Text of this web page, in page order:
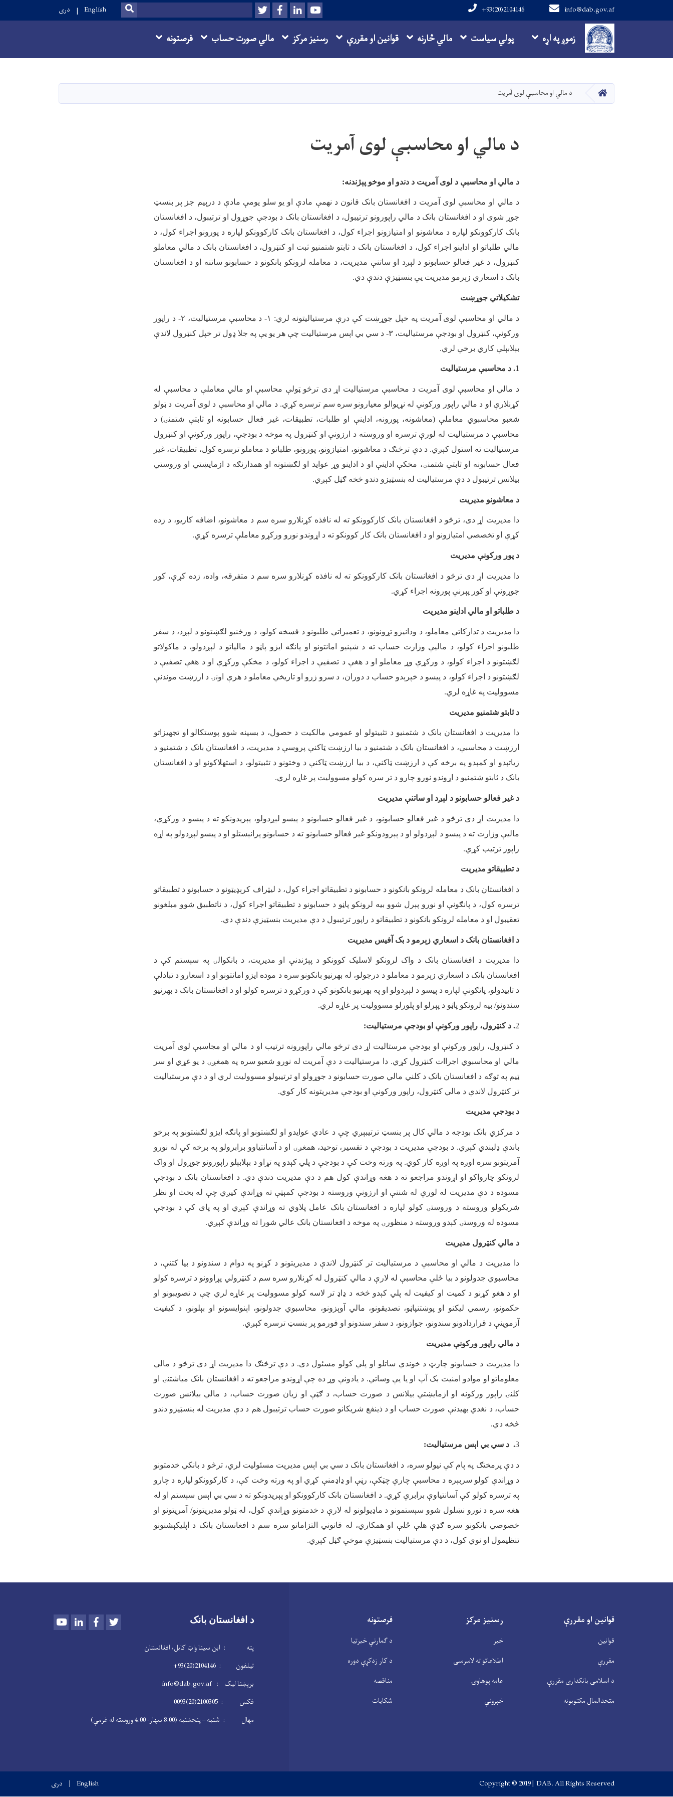
info@dab.gov.af
+93(20)2104146
Youtube
LinkedIn
Facebook
Twitter
Search
SEARCH
English دری
Main navigation
زموږ په اړه پولي سیاست مالي څارنه قوانین او مقررې رسنیز مرکز مالي صورت حساب فرصتونه
کور د مالي او محاسبې لوی آمریت
د مالي او محاسبې لوی آمریت
د مالي او محاسبې د لوی آمریت د دندو او موخو پېژندنه:
د مالي او محاسبې لوی آمریت د افغانستان بانک قانون د نهمې مادې او یو سلو یومې مادې د درېيم جز پر بنسټ
جوړ شوی او د افغانستان بانک د مالي راپورونو ترتیبول، د افغانستان بانک د بودجې جوړول او ترتیبول، د افغانستان
بانک کارکوونکو لپاره د معاشونو او امتیازونو اجراء کول، د افغانستان بانک کارکوونکو لپاره د پورونو اجراء کول، د
مالي طلباتو او اداینو اجراء کول، د افغانستان بانک د ثابتو شتمنیو ثبت او کنټرول، د افغانستان بانک د مالي معاملو
کنټرول، د غیر فعالو حسابونو د لېږد او ساتنې مدیریت، د معامله لرونکو بانکونو د حسابونو ساتنه او د افغانستان
بانک د اسعاري زېرمو مدیریت یې بنسټیزې دندې دي.
تشکیلاتي جوړښت
د مالي او محاسبې لوی آمریت په خپل جوړښت کې درې مرستیالیتونه لري: ۱- د محاسبې مرستیالیت، ۲- د راپور
ورکونې، کنټرول او بودجې مرستیالیت، ۳- د سي بي اېس مرستیالیت چې هر یو يې په جلا ډول تر خپل کنټرول لاندې
بېلابېلې کاري برخې لري.‎
1
. د محاسبې مرستیالیت
د مالي او محاسبې لوی آمریت د محاسبې مرستیالیت اړ دی ترڅو ټولې محاسبې او مالي معاملې د محاسبې له
کړنلارې او د مالي راپور ورکونې له نړیوالو معیارونو سره سم ترسره کړي. د مالي او محاسبې د لوی آمریت د ټولو
شعبو محاسبوي معاملې (معاشونه، پورونه، اداینې او طلبات، تطبیقات، غیر فعال حسابونه او ثابتې شتمنۍ) د
محاسبې د مرستیالیت له لورې ترسره او وروسته د ارزونې او کنټرول په موخه د بودجې، راپور ورکونې او کنټرول
مرستیالیت ته استول کېږي. د دې ترڅنګ د معاشونو، امتیازونو، پورونو، طلباتو د معاملو ترسره کول، تطبیقات، غیر
فعال حسابونه او ثابتې شتمنۍ، مخکې اداینې او د اداینو وړ عواید او لګښتونه او همدارنګه د ازمایښتي او وروستي
بیلانس ترتیبول د دې مرستیالیت له بنسټیزو دندو څخه ګڼل کېږي.
د معاشونو مدیریت
دا مدیریت اړ دی، ترڅو د افغانستان بانک کارکوونکو ته له نافذه کړنلارو سره سم د معاشونو، اضافه کاریو، د زده
کړې او تخصصي امتیازونو او د افغانستان بانک کار کوونکو ته د اړوندو نورو ورکړو معاملې ترسره کړي.
د پور ورکونې مدیریت
دا مدیریت اړ دی ترڅو د افغانستان بانک کارکوونکو ته له نافذه کړنلارو سره سم د متفرقه، واده، زده کړې، کور
جوړونې او کور پېرنې پورونه اجراء کړي.
د طلباتو او مالي اداینو مدیریت
دا مدیریت د تدارکاتي معاملو، د ودانیزو تړونونو، د تعمیراتي طلبونو د فسخه کولو، د ورځنیو لګښتونو د لېږد، د سفر
طلبونو اجراء کولو، د ماليې وزارت حساب ته د شپنیو امانتونو او پانګه ایزو پاڼو د مالیاتو د لېږدولو، د ماکولاتو
لګښتونو د اجراء کولو، د ورکړې وړ معاملو او د هغې د تصفیې د اجراء کولو، د مخکې ورکړې او د هغې تصفیې د
لګښتونو د اجراء کولو، د پيسو د خپرېدو حساب د دوران، د سرو زرو او تاریخي معاملو د هرې اونۍ د ارزښت موندنې
مسوولیت په غاړه لري.
د ثابتو شتمنیو مدیریت
دا مدیریت د افغانستان بانک د شتمنیو د تثبیتولو او عمومي مالکیت د حصول، د بسپنه شوو پوستکالو او تجهیزاتو
ارزښت د محاسبې، د افغانستان بانک د شتمنیو د بیا ارزښت ټاکنې پروسې د مدیریت، د افغانستان بانک د شتمنیو د
زیاتېدو او کمېدو په برخه کې د ارزښت ټاکنې، د بیا ارزښت ټاکنې د وختونو د تثبیتولو، د استهلاکونو او د افغانستان
بانک د ثابتو شتمنیو د اړوندو نورو چارو د تر سره کولو مسوولیت پر غاړه لري.
د غیر فعالو حسابونو د لېږد او ساتنې مديریت
دا مدیریت اړ دی ترڅو د غیر فعالو حسابونو، د غیر فعالو حسابونو د پیسو لېږدولو، پېریدونکو ته د پیسو د ورکړې،
مالیې وزارت ته د پیسو د لېږدولو او د پېرودونکو غیر فعالو حسابونو ته د حسابونو پرانېستلو او د پیسو لېږدولو په اړه
راپور ترتیب کړي.
د تطبیقاتو مدیریت
د افغانستان بانک د معامله لرونکو بانکونو د حسابونو د تطبیقاتو اجراء کول، د لیټراف کرېډيټونو د حسابونو د تطبیقاتو
ترسره کول، د پانګونې او نورو پېرل شوو بیه لرونکو پاڼو د حسابونو د تطبیقاتو اجراء کول، د ناتطبیق شوو مبلغونو
تعقیبول او د معامله لرونکو بانکونو د تطبیقاتو د راپور ترتیبول د دې مدیریت بنسټیزې دندې دي.
د افغانستان بانک د اسعاري زېرمو د بک آفیس مدیریت
دا مدیریت د افغانستان بانک د واک لرونکو لاسلیک کوونکو د پېژندنې او مدیریت، د بانکوالۍ په سېستم کې د
افغانستان بانک د اسعاري زېرمو د معاملو د درجولو، له بهرنیو بانکونو سره د موده ایزو امانتونو او د اسعارو د تبادلې
د تاییدولو، پانګونې لپاره د پیسو د لېږدولو او په بهرنیو بانکونو کې د ورکړو د ترسره کولو او د افغانستان بانک د بهرنیو
سندونو/ بيه لرونکو پاڼو د پېرلو او پلورلو مسووليت پر غاړه لري.
2. د کنټرول، راپور ورکونې او بودجې مرستیالیت:
د کنټرول، راپور ورکونې او بودجې مرستالیت اړ دی ترڅو مالي راپورونه ترتیب او د مالي او مجاسبې لوی آمریت
مالي او محاسبوي اجراات کنټرول کړي. دا مرستیالیت د دې آمریت له نورو شعبو سره په همغږۍ د یو غړي او سر
ټیم په توګه د افغانستان بانک د کلني مالي صورت حسابونو د جوړولو او ترتیبولو مسوولیت لري او د دې مرستیالیت
تر کنټرول لاندې د مالي کنټرول، راپور ورکونې او بودجې مدیریتونه کار کوي.
د بودجې مدیریت
د مرکزي بانک بودجه د مالي کال پر بنسټ ترتیبېږي چې د عادي عوایدو او لګښتونو او پانګه ايزو لګښتونو په برخو
باندې ډلبندي کېږي. د بودجې مدیریت د بودجې د تفسیر، توحید، همغږۍ او د آسانتیاوو برابرولو په برخه کې له نورو
آمریتونو سره اوږه په اوږه کار کوي. په ورته وخت کې د بودجې د پلي کېدو په تړاو د بېلابېلو راپورونو جوړول او واک
لرونکو چارواکو او اړوندو مراجعو ته د هغه وړاندې کول هم د دې مدیریت دندې دي. د افغانستان بانک د بودجې
مسوده د دې مدیریت له لورې له شننې او ارزونې وروسته د بودجې کمېټې ته وړاندې کیږي چې له بحث او نظر
شریکولو وروسته د وروستۍ کولو لپاره د افغانستان بانک عامل پلاوي ته وړاندې کېږي او په پای کې د بودجې
مسوده له وروستۍ کېدو وروسته د منظورۍ په موخه د افغانستان بانک عالي شورا ته وړاندې کېږي.
د مالي کنټرول مدیریت
دا مدیریت د مالي او محاسبې د مرستیالیت تر کنټرول لاندې د مدیریتونو د کړنو په دوام د سندونو د بیا کتنې، د
محاسبوي جدولونو د بیا ځلې محاسبې له لارې د مالي کنټرول له کړنلارو سره سم د کنټرولي پړاوونو د ترسره کولو
او د هغو کړنو د کمیت او کیفیت له پلي کېدو څخه د ډاډ تر لاسه کولو مسوولیت پر غاړه لري چې د تصویبونو او
حکمونو، رسمي لیکنو او پوښتنپاڼو، تصدیقونو، مالي آوېزونو، محاسبوي جدولونو، اېنوايسونو او بېلونو، د کیفیت
آزموینې د قراردادونو سندونو، جوازونو، د سفر سندونو او فورمو پر بنسټ ترسره کېږي.
د مالي راپور ورکونې مدیریت
دا مدیریت د حسابونو چارټ د خوندي ساتلو او پلي کولو مسئول دی. د دې ترڅنګ دا مدیریت اړ دی ترڅو د مالي
معلوماتو او موادو امنیت بک آپ او يا يې وساتي. د یادونې وړ ده چې اړوندو مراجعو ته د افغانستان بانک میاشتنۍ او
کلنۍ راپور ورکونه او ازمایښتي بیلانس د صورت حساب، د ګټې او زیان صورت حساب، د مالي بیلانس صورت
حساب، د نغدي بهیدنې صورت حساب او د ذینفع شریکانو صورت حساب ترتیبول هم د دې مدیریت له بنسټیزو دندو
څخه دي.
3. د سي بي اېس مرستیالیت:
د دې پرمختګ په پام کې نیولو سره، د افغانستان بانک د سي بي اېس مدیریت مسئولیت لري، ترڅو د بانکي خدمتونو
د وړاندې کولو سربېره د محاسبې چارې چټکې، رڼې او ډاډمنې کړي او په ورته وخت کې، د کارکوونکو لپاره د چارو
په ترسره کولو کې آسانتیاوې برابرې کړي. د افغانستان بانک کارکوونکو او پېریدونکو ته د سي بي اېس سېستم او له
هغه سره د نورو نښلول شوو سېستمونو د ماډیولونو له لارې د خدمتونو وړاندې کول، له ټولو مدیریتونو/ آمریتونو او
خصوصي بانکونو سره ګډې هلې ځلې او همکاري، له قانوني التزاماتو سره سم د افغانستان بانک د اپلیکېشنونو
تنظیمول او نوي کول، د دې مرستیالیت بنسټیزې موخې ګڼل کېږي.
قوانین او مقررې
قوانین
مقررې
د اسلامی بانکداری مقررې
متحدالمال مکتوبونه
رسنیز مرکز
خبر
اطلاعاتو ته لاسرسی
عامه پوهاوۍ
خپرونې
فرصتونه
د ګمارنې خبرتیا
د کار زدکړې دوره
مناقصه
شکایات
د افغانستان بانک YoutubeLinkedInFacebook
پته : ابن سینا واټ کابل، افغانستان
تیلفون : 2104146(20)93+
برېښنا لیک : info@dab.gov.af
فکس : 2100305(20)0093
مهال : شنبه – پنجشنبه (8:00 سهار- 4:00 وروسته له غرمې)
Copyright © 2019 | DAB. All Rights Reserved
English دری